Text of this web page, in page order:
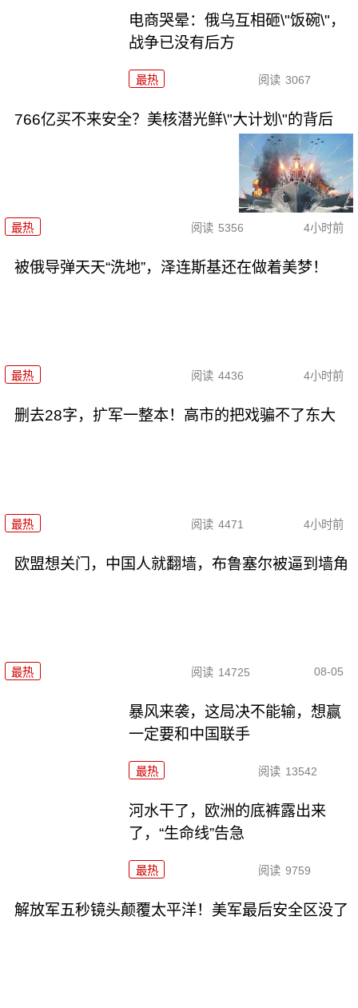
电商哭晕：俄乌互相砸\"饭碗\"，
战争已没有后方
最热 阅读 3067
766亿买不来安全？美核潜光鲜\"大计划\"的背后
最热 阅读 5356 4小时前
被俄导弹天天“洗地”，泽连斯基还在做着美梦！
最热 阅读 4436 4小时前
删去28字，扩军一整本！高市的把戏骗不了东大
最热 阅读 4471 4小时前
欧盟想关门，中国人就翻墙，布鲁塞尔被逼到墙角
最热 阅读 14725 08-05
暴风来袭，这局决不能输，想赢
一定要和中国联手
最热 阅读 13542
河水干了，欧洲的底裤露出来
了，“生命线”告急
最热 阅读 9759
解放军五秒镜头颠覆太平洋！美军最后安全区没了